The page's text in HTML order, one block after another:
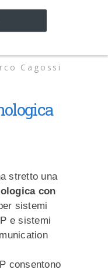
Cagossi
stretto una
con
sistemi
e sistemi
consentono